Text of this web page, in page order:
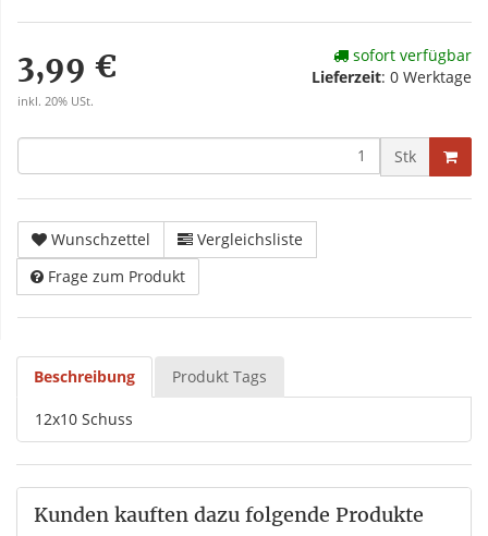
3,99 €
inkl. 20% USt.
sofort verfügbar
Lieferzeit: 0 Werktage
Stk
Wunschzettel
Vergleichsliste
Frage zum Produkt
Beschreibung Produkt Tags
12x10 Schuss
Kunden kauften dazu folgende Produkte